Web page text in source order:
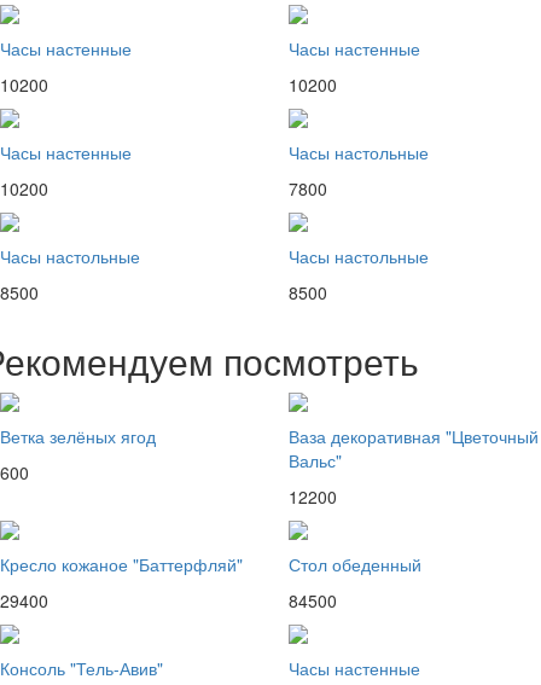
Часы настенные
10200
Часы настенные
10200
Часы настенные
10200
Часы настольные
7800
Часы настольные
8500
Часы настольные
8500
посмотреть
Ветка зелёных ягод
600
Ваза декоративная "Цветочный
Вальс"
12200
Кресло кожаное "Баттерфляй"
29400
Стол обеденный
84500
Консоль "Тель-Авив"
Часы настенные